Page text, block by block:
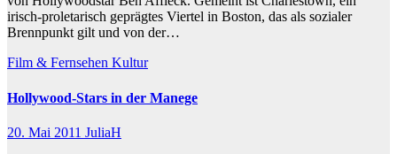
irisch-proletarisch geprägtes Viertel in Boston, das als sozialer
Brennpunkt gilt und von der…
Film & Fernsehen Kultur
Hollywood-Stars in der Manege
20. Mai 2011 JuliaH